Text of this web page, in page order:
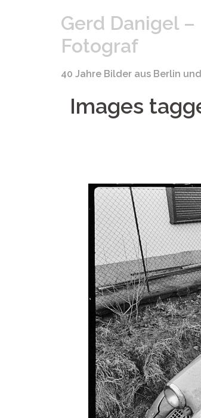
Gerd Danigel –
Fotograf
40 Jahre Bilder aus Berlin
Images